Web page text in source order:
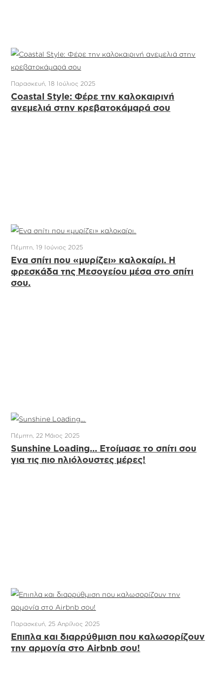
Παρασκευή, 18 Ιούλιος 2025
Coastal Style: Φέρε την καλοκαιρινή
ανεμελιά στην κρεβατοκάμαρά σου
Πέμπτη, 19 Ιούνιος 2025
Ένα σπίτι που «μυρίζει» καλοκαίρι. Η
φρεσκάδα της Μεσογείου μέσα στο σπίτι
σου.
Πέμπτη, 22 Μάιος 2025
Sunshine Loading… Ετοίμασε το σπίτι σου
για τις πιο ηλιόλουστες μέρες!
Παρασκευή, 25 Απρίλιος 2025
Έπιπλα και διαρρύθμιση που καλωσορίζουν
την αρμονία στο Airbnb σου!